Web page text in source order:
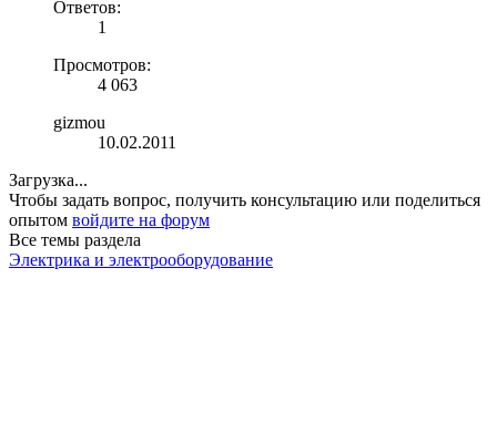
Ответов:
1
Просмотров:
4 063
gizmou
10.02.2011
Загрузка...
Чтобы задать вопрос, получить консультацию или поделиться
опытом войдите на форум
Все темы раздела
Электрика и электрооборудование